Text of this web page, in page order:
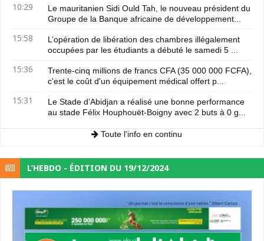
10:29
Le mauritanien Sidi Ould Tah, le nouveau président du
Groupe de la Banque africaine de développement...
15:58
L’opération de libération des chambres illégalement
occupées par les étudiants a débuté le samedi 5 ...
15:36
Trente-cinq millions de francs CFA (35 000 000 FCFA),
c'est le coût d'un équipement médical offert p...
15:31
Le Stade d’Abidjan a réalisé une bonne performance
au stade Félix Houphouët-Boigny avec 2 buts à 0 g...
Toute l'info en continu
L’HEBDO - ÉDITION DU 19/12/2024